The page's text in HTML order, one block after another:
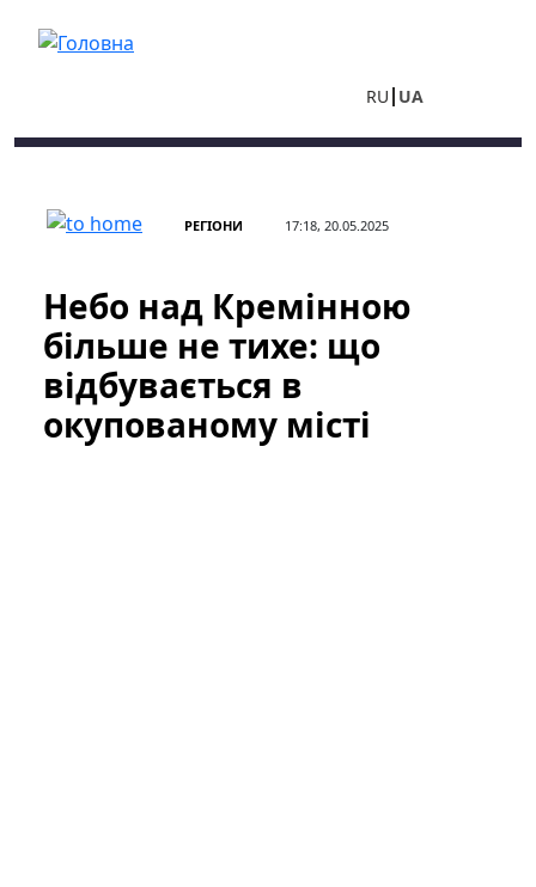
RU UA
РЕГІОНИ 17:18, 20.05.2025
Небо над Кремінною
більше не тихе: що
відбувається в
окупованому місті